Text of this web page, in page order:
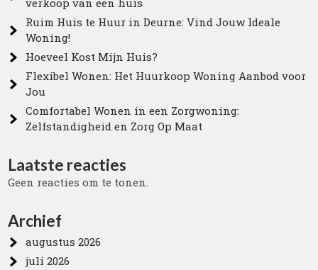
verkoop van een huis
Ruim Huis te Huur in Deurne: Vind Jouw Ideale
Woning!
Hoeveel Kost Mijn Huis?
Flexibel Wonen: Het Huurkoop Woning Aanbod voor
Jou
Comfortabel Wonen in een Zorgwoning:
Zelfstandigheid en Zorg Op Maat
Laatste reacties
Geen reacties om te tonen.
Archief
augustus 2026
juli 2026